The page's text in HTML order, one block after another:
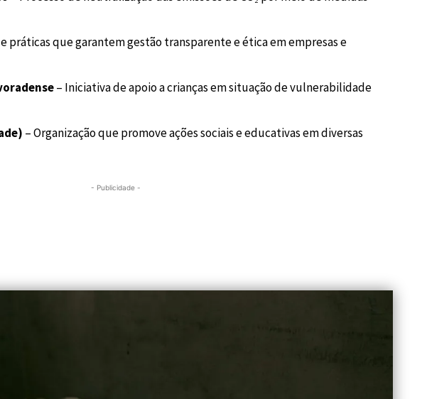
práticas que garantem gestão transparente e ética em empresas e
– Iniciativa de apoio a crianças em situação de vulnerabilidade
– Organização que promove ações sociais e educativas em diversas
- Publicidade -